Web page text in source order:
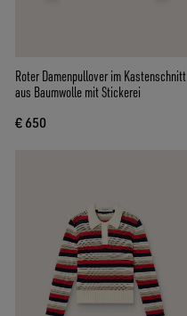
Roter Damenpullover im Kastenschnitt
aus Baumwolle mit Stickerei
€ 650